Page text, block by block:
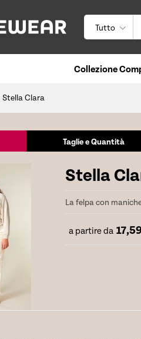
Tutto
Collezione
Stella Clara
Taglie e Quantità
Stella
La felpa con
a partire da 17,59